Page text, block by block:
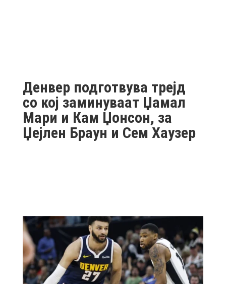
Денвер подготвува трејд
со кој заминуваат Џамал
Мари и Кам Џонсон, за
Џејлен Браун и Сем Хаузер